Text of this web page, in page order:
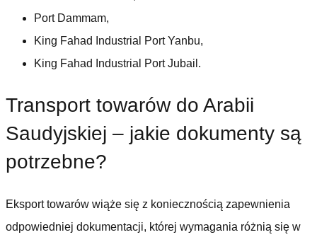
Port Dammam,
King Fahad Industrial Port Yanbu,
King Fahad Industrial Port Jubail.
Transport towarów do Arabii
Saudyjskiej – jakie dokumenty są
potrzebne?
Eksport towarów wiąże się z koniecznością zapewnienia
odpowiedniej dokumentacji, której wymagania różnią się w